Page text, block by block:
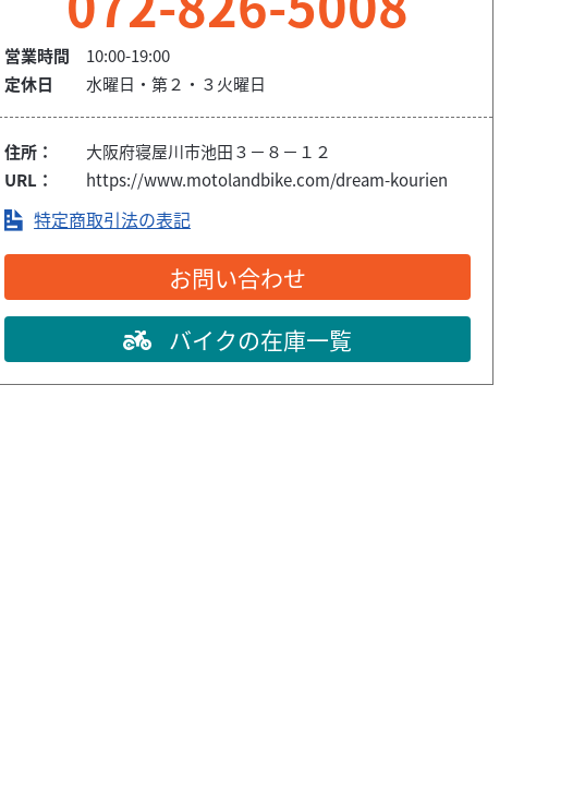
営業時間
10:00-19:00
定休日
水曜日・第２・３火曜日
住所：
大阪府寝屋川市池田３－８－１２
URL：
https://www.motolandbike.com/dream-kourien
特定商取引法の表記
お問い合わせ
バイクの在庫一覧